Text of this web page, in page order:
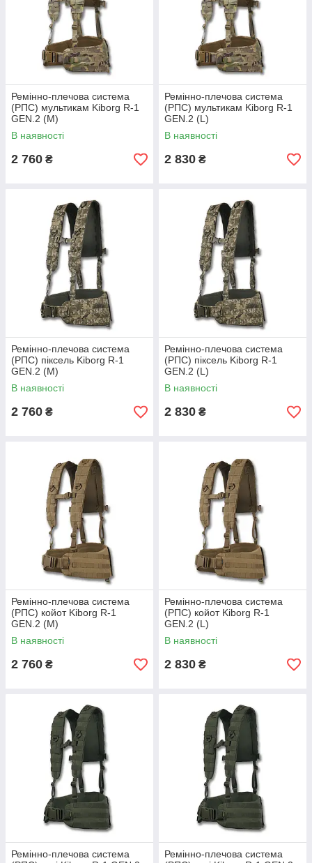
Ремінно-плечова система
(РПС) мультикам Kiborg R-1
GEN.2 (M)
В наявності
2 760 ₴
Ремінно-плечова система
(РПС) мультикам Kiborg R-1
GEN.2 (L)
В наявності
2 830 ₴
Ремінно-плечова система
(РПС) піксель Kiborg R-1
GEN.2 (M)
В наявності
2 760 ₴
Ремінно-плечова система
(РПС) піксель Kiborg R-1
GEN.2 (L)
В наявності
2 830 ₴
Ремінно-плечова система
(РПС) койот Kiborg R-1
GEN.2 (M)
В наявності
2 760 ₴
Ремінно-плечова система
(РПС) койот Kiborg R-1
GEN.2 (L)
В наявності
2 830 ₴
Ремінно-плечова система
Ремінно-плечова система